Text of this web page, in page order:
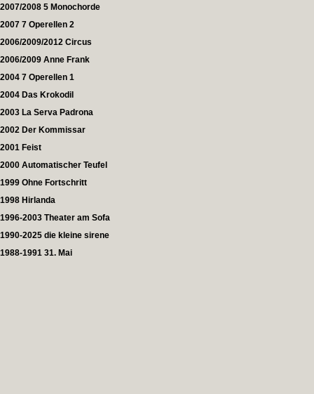
2007/2008 5 Monochorde
2007 7 Operellen 2
2006/2009/2012 Circus
2006/2009 Anne Frank
2004 7 Operellen 1
2004 Das Krokodil
2003 La Serva Padrona
2002 Der Kommissar
2001 Feist
2000 Automatischer Teufel
1999 Ohne Fortschritt
1998 Hirlanda
1996-2003 Theater am Sofa
1990-2025 die kleine sirene
1988-1991 31. Mai